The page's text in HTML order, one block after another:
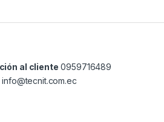
al cliente 0959716489
info@tecnit.com.ec